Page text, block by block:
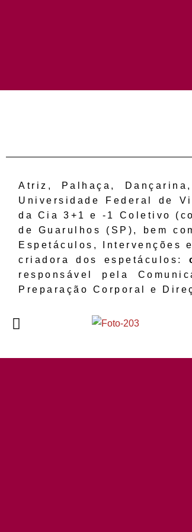
Atriz, Palhaça,
Universidade Federal de
da Cia 3+1 e -1 Coletivo
de Guarulhos (SP), bem
Espetáculos, Intervenções
criadora dos espetáculos:
responsável pela
Preparação Corporal e